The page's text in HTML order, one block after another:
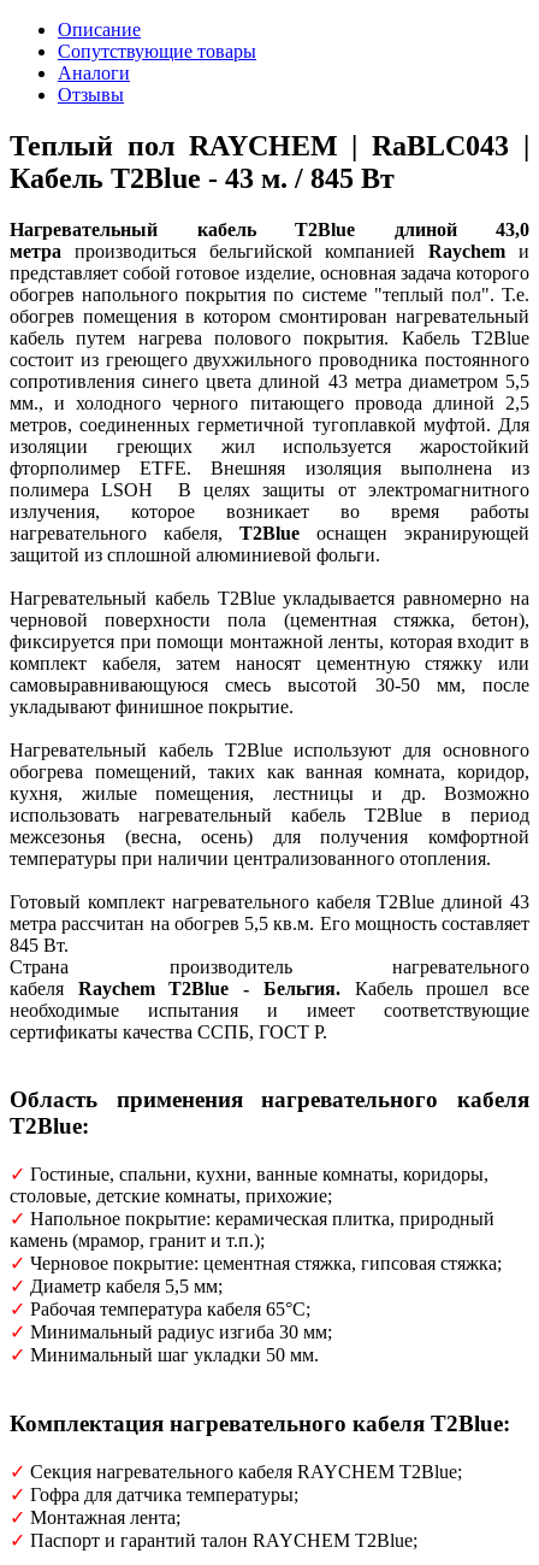
Описание
Сопутствующие товары
Аналоги
Отзывы
Теплый пол RAYCHEM | RaBLC043 |
Кабель T2Blue - 43 м. / 845 Вт
Нагревательный кабель T2Blue длиной 43,0
метра производиться бельгийской компанией Raychemи
представляет собой готовое изделие, основная задача которого
обогрев напольного покрытия по системе "теплый пол". Т.е.
обогрев помещения в котором смонтирован нагревательный
кабель путем нагрева полового покрытия. Кабель T2Blue
состоит из греющего двухжильного проводника постоянного
сопротивления синего цвета длиной 43 метра диаметром 5,5
мм., и холодного черного питающего провода длиной 2,5
метров, соединенных герметичной тугоплавкой муфтой. Для
изоляции греющих жил используется жаростойкий
фторполимер ETFE. Внешняя изоляция выполнена из
полимера LSOH В целях защиты от электромагнитного
излучения, которое возникает во время работы
нагревательного кабеля, T2Blue оснащен экранирующей
защитой из сплошной алюминиевой фольги.
Нагревательный кабель T2Blue укладывается равномерно на
черновой поверхности пола (цементная стяжка, бетон),
фиксируется при помощи монтажной ленты, которая входит в
комплект кабеля, затем наносят цементную стяжку или
самовыравнивающуюся смесь высотой 30-50 мм, после
укладывают финишное покрытие.
Нагревательный кабель T2Blue используют для основного
обогрева помещений, таких как ванная комната, коридор,
кухня, жилые помещения, лестницы и др. Возможно
использовать нагревательный кабель T2Blue в период
межсезонья (весна, осень) для получения комфортной
температуры при наличии централизованного отопления.
Готовый комплект нагревательного кабеля T2Blue длиной 43
метра рассчитан на обогрев 5,5 кв.м. Его мощность составляет
845 Вт.
Страна производитель нагревательного
кабеля Raychem T2Blue - Бельгия. Кабель прошел все
необходимые испытания и имеет соответствующие
сертификаты качества ССПБ, ГОСТ Р.
Область применения нагревательного кабеля
T2Blue:
✓ Гостиные, спальни, кухни, ванные комнаты, коридоры,
столовые, детские комнаты, прихожие;
✓ Напольное покрытие: керамическая плитка, природный
камень (мрамор, гранит и т.п.);
✓ Черновое покрытие: цементная стяжка, гипсовая стяжка;
✓ Диаметр кабеля 5,5 мм;
✓ Рабочая температура кабеля 65°C;
✓ Минимальный радиус изгиба 30 мм;
✓ Минимальный шаг укладки 50 мм.
Комплектация нагревательного кабеля T2Blue:
✓ Секция нагревательного кабеля RAYCHEM T2Blue;
✓ Гофра для датчика температуры;
✓ Монтажная лента;
✓ Паспорт и гарантий талон RAYCHEM T2Blue;